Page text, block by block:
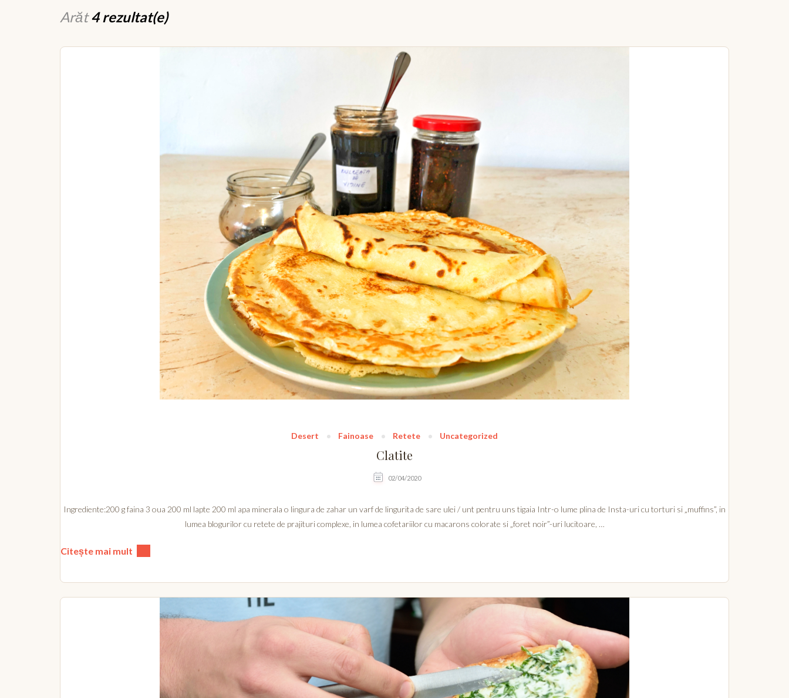
Arăt4 rezultat(e)
Desert Fainoase Retete Uncategorized
Clatite
02/04/2020
Ingrediente:200 g faina 3 oua 200 ml lapte 200 ml apa minerala o lingura de zahar un varf de lingurita de sare ulei / unt pentru uns tigaia Intr-o lume plina de Insta-uri cu torturi si „muffins”, in
lumea blogurilor cu retete de prajituri complexe, in lumea cofetariilor cu macarons colorate si „foret noir”-uri lucitoare, …
Citește mai mult